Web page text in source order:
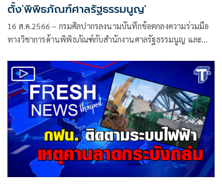
ตั้ง'พิพิธภัณฑ์ศาลรัฐธรรมนูญ'
16 ส.ค.2566 – กรมศิลปากรลงนามบันทึกข้อตกลงความร่วมมือ
ทางวิชาการด้านพิพิธภัณฑ์กับสำนักงานศาลรัฐธรรมนูญ และ
แพทย์ศาสตร์ศิริราชพยาบาล สถาบันพระปกเกล้า และสถาบัน
พิพิธภัณฑ์เพื่อการเรียนรู้